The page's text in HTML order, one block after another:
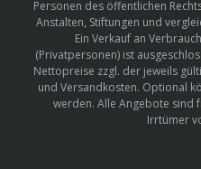
Personen des öffentlichen
Anstalten, Stiftungen und
Ein Verkauf an
(Privatpersonen) ist
Nettopreise zzgl. der jeweils
und Versandkosten. Optional
werden. Alle Angebote sind
Irrtümer